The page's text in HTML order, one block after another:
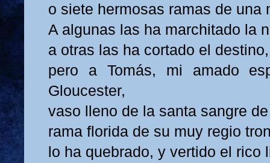
o siete hermosas ramas de una
A algunas las ha marchitado la
a otras las ha cortado el destino,
pero a Tomás, mi amado
Gloucester,
vaso lleno de la santa sangre
rama florida de su muy regio
lo ha quebrado, y vertido el rico